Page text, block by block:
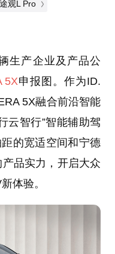
途观L Pro
生产企业及产品公
5X申报图。作为ID.
5X融合前沿智能
云智行”智能辅助驾
的宽适空间和宁德
品实力，开启大众
体验。